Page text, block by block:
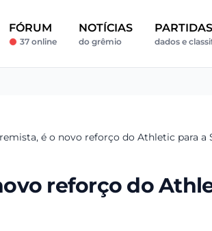
FÓRUM
37 online
NOTÍCIAS
do grêmio
PARTIDAS
dados e
é o novo reforço do Athletic para a
reforço do